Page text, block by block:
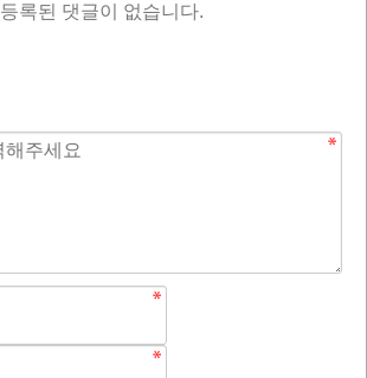
등록된 댓글이 없습니다.